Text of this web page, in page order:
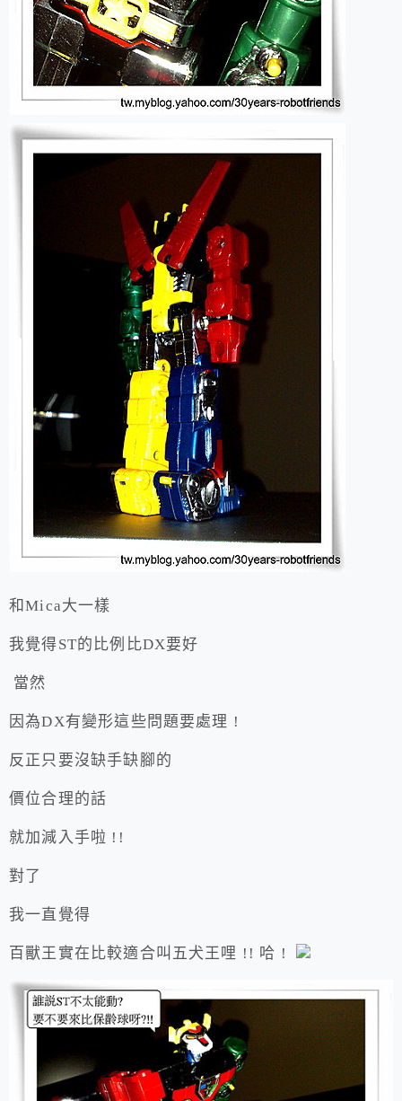
和Mica大一樣
我覺得ST的比例比DX要好
當然
因為DX有變形這些問題要處理 !
反正只要沒缺手缺腳的
價位合理的話
就加減入手啦 !!
對了
我一直覺得
百獸王實在比較適合叫五犬王哩 !! 哈 !